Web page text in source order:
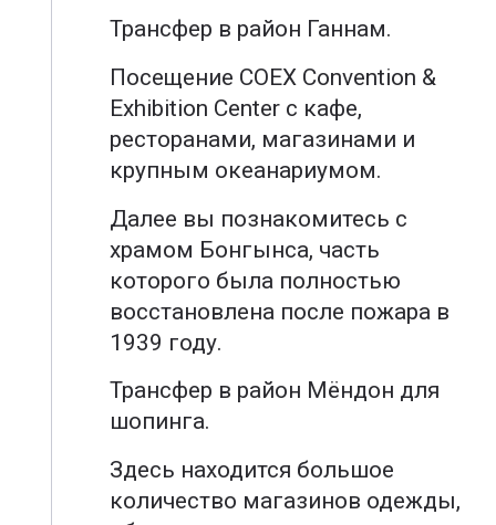
Трансфер в район Ганнам.
Посещение COEX Convention &
Exhibition Center с кафе,
ресторанами, магазинами и
крупным океанариумом.
Далее вы познакомитесь с
храмом Бонгынса, часть
которого была полностью
восстановлена после пожара в
1939 году.
Трансфер в район Мёндон для
шопинга.
Здесь находится большое
количество магазинов одежды,